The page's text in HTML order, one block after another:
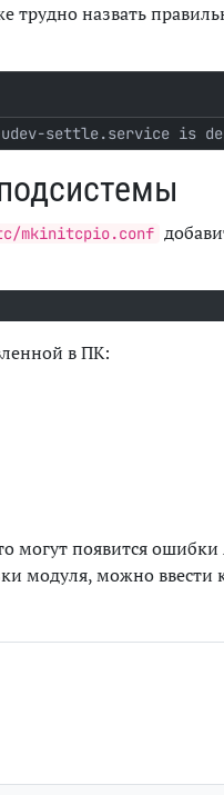
трудно назвать
udev-settle.service
mkinitcpio.conf
в ПК:
могут появится ошибки
модуля, можно ввести